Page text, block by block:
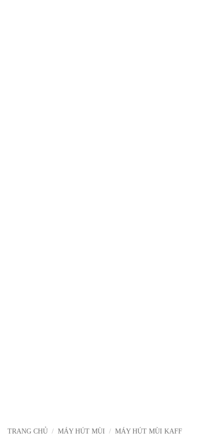
TRANG CHỦ / MÁY HÚT MÙI / MÁY HÚT MÙI KAFF